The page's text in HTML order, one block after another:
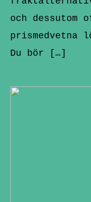
och dessutom
prismedvetna
Du bör […]